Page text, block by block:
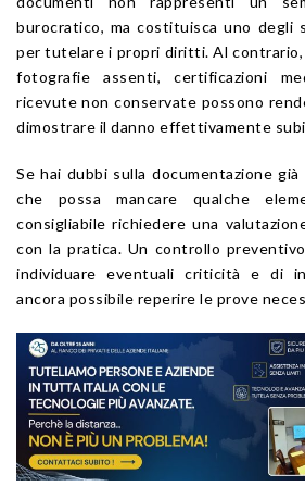
burocratico, ma costituisca uno degli
per tutelare i propri diritti. Al contrario,
fotografie assenti, certificazioni
ricevute non conservate possono
dimostrare il danno effettivamente
Se hai dubbi sulla documentazione
che possa mancare qualche
consigliabile richiedere una
con la pratica. Un controllo
individuare eventuali criticità e di
ancora possibile reperire le prove